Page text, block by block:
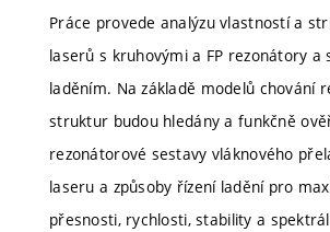
Práce provede analýzu vlastností a
laserů s kruhovými a FP rezonátory a
laděním. Na základě modelů chování
struktur budou hledány a funkčně
rezonátorové sestavy vláknového
laseru a způsoby řízení ladění pro
přesnosti, rychlosti, stability a